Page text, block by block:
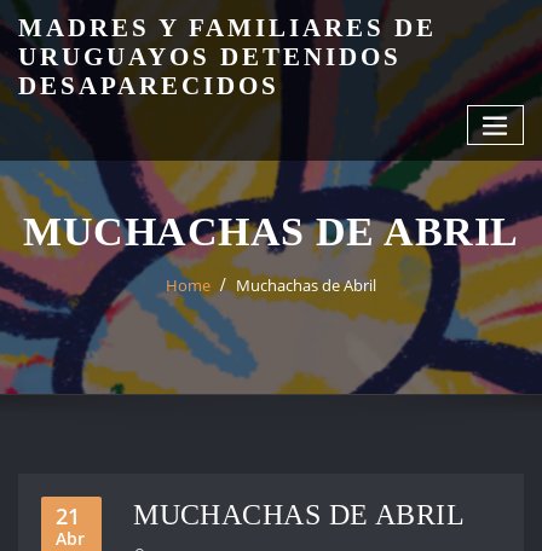
Skip
content
MADRES Y FAMILIARES DE
URUGUAYOS DETENIDOS
DESAPARECIDOS
MUCHACHAS DE ABRIL
Home Muchachas de Abril
21
Abr
MUCHACHAS DE ABRIL